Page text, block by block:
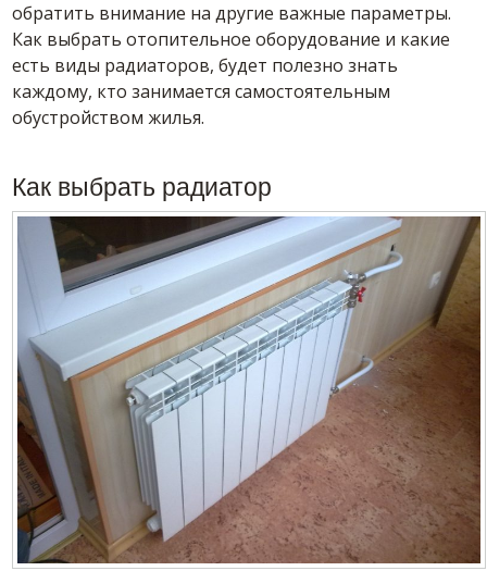
обратить внимание на другие важные параметры.
Как выбрать отопительное оборудование и какие
есть виды радиаторов, будет полезно знать
каждому, кто занимается самостоятельным
обустройством жилья.
Как выбрать радиатор